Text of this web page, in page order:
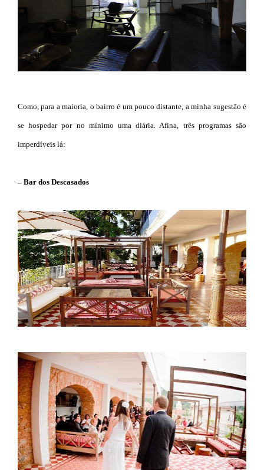
Como, para a maioria, o bairro é um pouco distante, a minha sugestão é
se hospedar por no mínimo uma diária. Afina, três programas são
imperdíveis lá:
– Bar dos Descasados